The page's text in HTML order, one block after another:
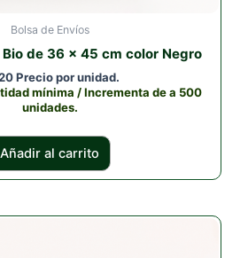
Bolsa de Envíos
Bio de 36 x 45 cm color Negro
Precio por unidad.
mínima / Incrementa de a 500
unidades.
Añadir al carrito